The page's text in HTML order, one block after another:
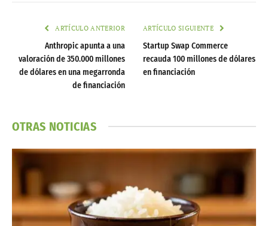
ARTÍCULO ANTERIOR
Anthropic apunta a una
valoración de 350.000 millones
de dólares en una megarronda
de financiación
ARTÍCULO SIGUIENTE
Startup Swap Commerce
recauda 100 millones de dólares
en financiación
OTRAS NOTICIAS